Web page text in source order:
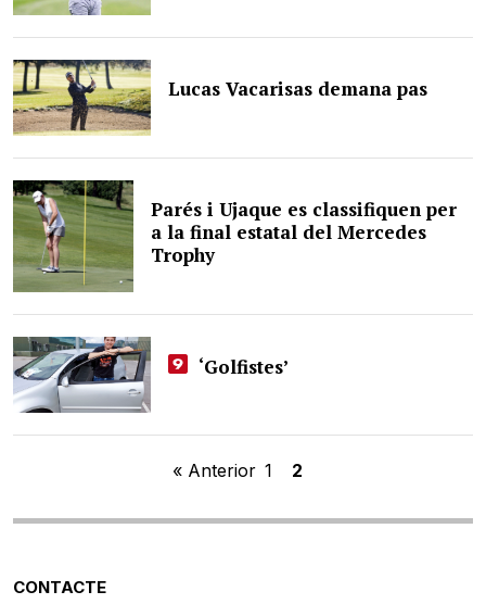
Lucas Vacarisas demana pas
Parés i Ujaque es classifiquen per
a la final estatal del Mercedes
Trophy
‘Golfistes’
« Anterior 1 2
CONTACTE